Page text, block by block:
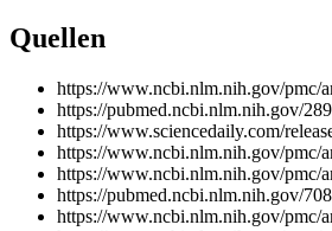
Quellen
https://www.ncbi.nlm.nih.gov/pmc/
https://pubmed.ncbi.nlm.nih.gov/
https://www.sciencedaily.com/
https://www.ncbi.nlm.nih.gov/pmc/
https://www.ncbi.nlm.nih.gov/pmc/
https://pubmed.ncbi.nlm.nih.gov/
https://www.ncbi.nlm.nih.gov/pmc/